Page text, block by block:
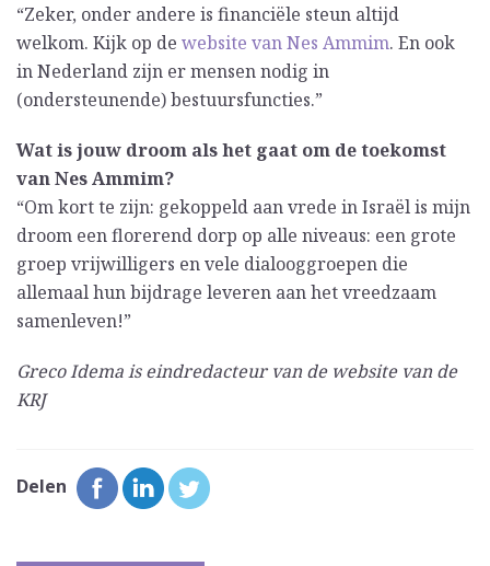
“Zeker, onder andere is financiële steun altijd
welkom. Kijk op de website van Nes Ammim. En ook
in Nederland zijn er mensen nodig in
(ondersteunende) bestuursfuncties.”
Wat is jouw droom als het gaat om de toekomst
van Nes Ammim?
“Om kort te zijn: gekoppeld aan vrede in Israël is mijn
droom een florerend dorp op alle niveaus: een grote
groep vrijwilligers en vele dialooggroepen die
allemaal hun bijdrage leveren aan het vreedzaam
samenleven!”
Greco Idema is eindredacteur van de website van de
KRJ
Delen